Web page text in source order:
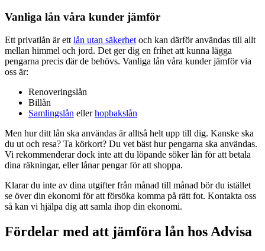
Vanliga lån våra kunder jämför
Ett privatlån är ett lån utan säkerhet och kan därför användas till allt
mellan himmel och jord. Det ger dig en frihet att kunna lägga
pengarna precis där de behövs. Vanliga lån våra kunder jämför via
oss är:
Renoveringslån
Billån
Samlingslån ellerhopbakslån
Men hur ditt lån ska användas är alltså helt upp till dig. Kanske ska
du ut och resa? Ta körkort? Du vet bäst hur pengarna ska användas.
Vi rekommenderar dock inte att du löpande söker lån för att betala
dina räkningar, eller lånar pengar för att shoppa.
Klarar du inte av dina utgifter från månad till månad bör du istället
se över din ekonomi för att försöka komma på rätt fot. Kontakta oss
så kan vi hjälpa dig att samla ihop din ekonomi.
Fördelar med att jämföra lån hos Advisa